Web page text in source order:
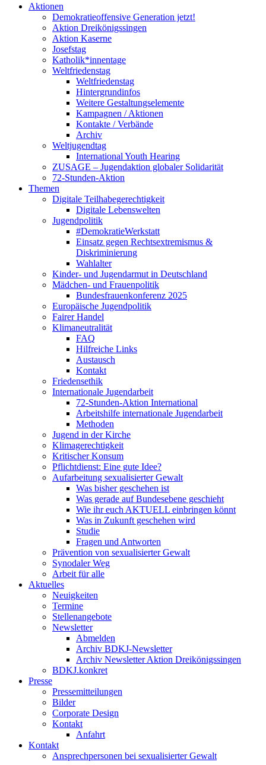
Aktionen
Demokratieoffensive Generation jetzt!
Aktion Dreikönigssingen
Aktion Kaserne
Josefstag
Katholik*innentage
Weltfriedenstag
Weltfriedenstag
Hintergrundinfos
Weitere Gestaltungselemente
Kampagnen / Aktionen
Kontakte / Verbände
Archiv
Weltjugendtag
International Youth Hearing
ZUSAGE – Jugendaktion globaler Solidarität
72-Stunden-Aktion
Themen
Digitale Teilhabegerechtigkeit
Digitale Lebenswelten
Jugendpolitik
#DemokratieWerkstatt
Einsatz gegen Rechtsextremismus &
Diskriminierung
Wahlalter
Kinder- und Jugendarmut in Deutschland
Mädchen- und Frauenpolitik
Bundesfrauenkonferenz 2025
Europäische Jugendpolitik
Fairer Handel
Klimaneutralität
FAQ
Hilfreiche Links
Austausch
Kontakt
Friedensethik
Internationale Jugendarbeit
72-Stunden-Aktion International
Arbeitshilfe internationale Jugendarbeit
Methoden
Jugend in der Kirche
Klimagerechtigkeit
Kritischer Konsum
Pflichtdienst: Eine gute Idee?
Aufarbeitung sexualisierter Gewalt
Was bisher geschehen ist
Was gerade auf Bundesebene geschieht
Wie ihr euch AKTUELL einbringen könnt
Was in Zukunft geschehen wird
Studie
Fragen und Antworten
Prävention von sexualisierter Gewalt
Synodaler Weg
Arbeit für alle
Aktuelles
Neuigkeiten
Termine
Stellenangebote
Newsletter
Abmelden
Archiv BDKJ-Newsletter
Archiv Newsletter Aktion Dreikönigssingen
BDKJ.konkret
Presse
Pressemitteilungen
Bilder
Corporate Design
Kontakt
Anfahrt
Kontakt
Ansprechpersonen bei sexualisierter Gewalt